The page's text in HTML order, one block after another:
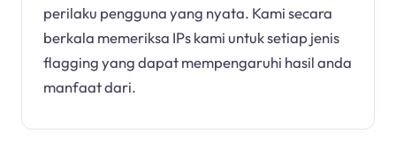
perilaku pengguna yang nyata. Kami secara
berkala memeriksa IPs kami untuk setiap jenis
flagging yang dapat mempengaruhi hasil anda
manfaat dari.